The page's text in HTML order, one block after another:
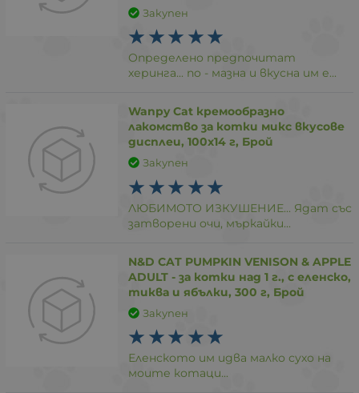
Закупен
Определено предпочитат
херинга... по - мазна и вкусна им е...
Wanpy Cat кремообразно
лакомство за котки микс вкусове
дисплеи, 100х14 г, Брой
Закупен
ЛЮБИМОТО ИЗКУШЕНИЕ... Ядат със
затворени очи, мъркайки...
N&D CAT PUMPKIN VENISON & APPLE
ADULT - за котки над 1 г., с еленско,
тиква и ябълки, 300 г, Брой
Закупен
Еленското им идва малко сухо на
моите котаци...